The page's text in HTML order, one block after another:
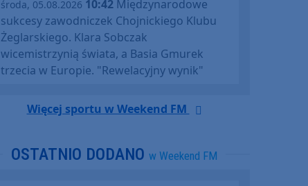
środa, 05.08.2026 10:42 Międzynarodowe
sukcesy zawodniczek Chojnickiego Klubu
Żeglarskiego. Klara Sobczak
wicemistrzynią świata, a Basia Gmurek
trzecia w Europie. "Rewelacyjny wynik"
Więcej sportu w Weekend FM
OSTATNIO DODANO w Weekend FM